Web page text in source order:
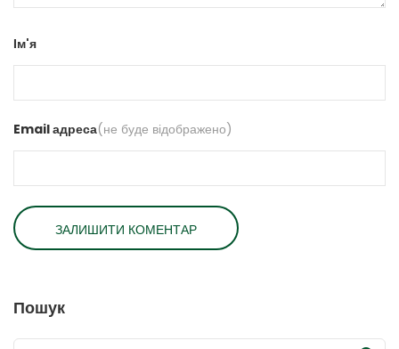
Ім'я
Email адреса(не буде відображено)
Пошук